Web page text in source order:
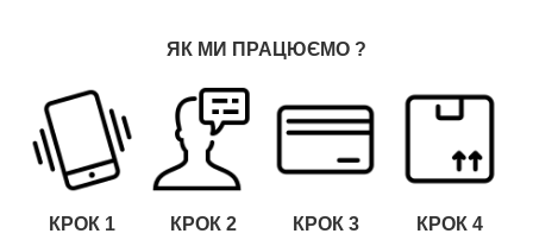
ЯК МИ ПРАЦЮЄМО ?
КРОК 1 КРОК 2 КРОК 3 КРОК 4